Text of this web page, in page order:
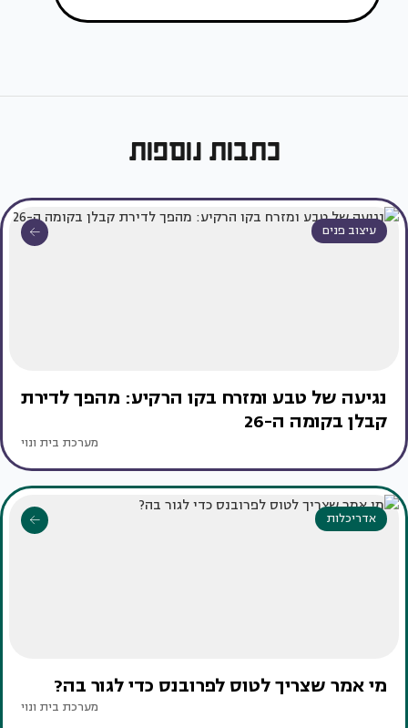
כתבות נוספות
עיצוב פנים
נגיעה של טבע ומזרח בקו הרקיע: מהפך לדירת
קבלן בקומה ה-26
מערכת בית ונוי
אדריכלות
מי אמר שצריך לטוס לפרובנס כדי לגור בה?
מערכת בית ונוי